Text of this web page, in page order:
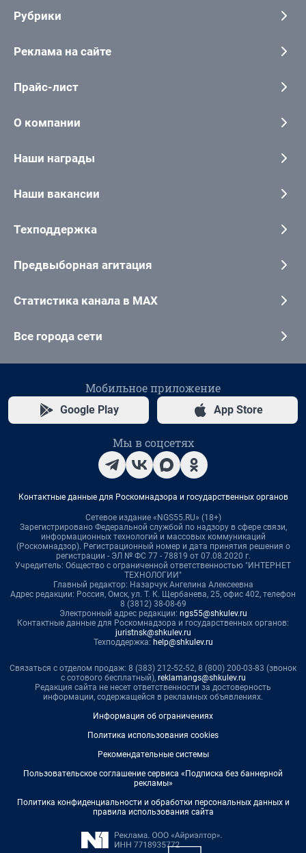
Рубрики
Реклама на сайте
Прайс-лист
О компании
Наши награды
Наши вакансии
Техподдержка
Предвыборная агитация
Статистика канала в MAX
Все города сети
Мобильное приложение
Google Play App Store
Мы в соцсетях
Контактные данные для Роскомнадзора и государственных органов
Сетевое издание «NGS55.RU» (18+)
Зарегистрировано Федеральной службой по надзору в сфере связи,
информационных технологий и массовых коммуникаций
(Роскомнадзор). Регистрационный номер и дата принятия решения о
регистрации - ЭЛ № ФС 77 - 78819 от 07.08.2020 г.
Учредитель: Общество с ограниченной ответственностью "ИНТЕРНЕТ
ТЕХНОЛОГИИ"
Главный редактор: Назарчук Ангелина Алексеевна
Адрес редакции: Россия, Омск, ул. Т. К. Щербанева, 25, офис 402, телефон
8 (3812) 38-08-69
Электронный адрес редакции: ngs55@shkulev.ru
Контактные данные для Роскомнадзора и государственных органов:
juristnsk@shkulev.ru
Техподдержка: help@shkulev.ru
Связаться с отделом продаж: 8 (383) 212-52-52, 8 (800) 200-03-83 (звонок
с сотового бесплатный), reklamangs@shkulev.ru
Редакция сайта не несет ответственности за достоверность
информации, содержащейся в рекламных объявлениях.
Информация об ограничениях
Политика использования cookies
Рекомендательные системы
Пользовательское соглашение сервиса «Подписка без баннерной
рекламы»
Политика конфиденциальности и обработки персональных данных и
правила использования сайта